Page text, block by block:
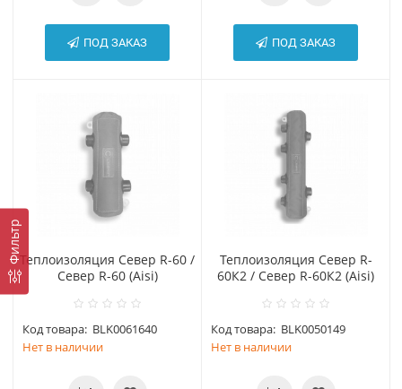
Фильтр
ПОД ЗАКАЗ ПОД ЗАКАЗ
Теплоизоляция Север R-60 /
Север R-60 (Aisi)
Код товара: BLK0061640
Нет в наличии
Теплоизоляция Север R-
60К2 / Север R-60К2 (Aisi)
Код товара: BLK0050149
Нет в наличии